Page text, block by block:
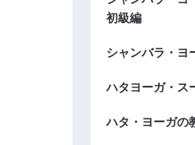
初級編
シャンバラ・
ハタヨーガ・ス
ハタ・ヨーガの